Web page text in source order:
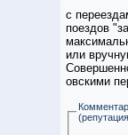
с
поездов
или
овскими